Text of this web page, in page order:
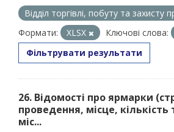
Відділ торгівлі, побуту та захисту
Формати:
XLSX Ключові слова:
Фільтрувати результати
26. Відомості про ярмарки
проведення, місце, кількість
міс...